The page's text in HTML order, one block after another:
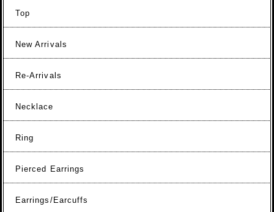
Top
New Arrivals
Re-Arrivals
Necklace
Ring
Pierced Earrings
Earrings/Earcuffs